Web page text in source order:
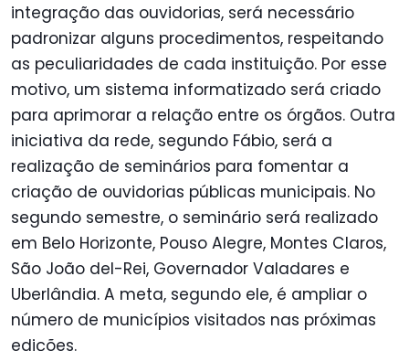
integração das ouvidorias, será necessário
padronizar alguns procedimentos, respeitando
as peculiaridades de cada instituição. Por esse
motivo, um sistema informatizado será criado
para aprimorar a relação entre os órgãos. Outra
iniciativa da rede, segundo Fábio, será a
realização de seminários para fomentar a
criação de ouvidorias públicas municipais. No
segundo semestre, o seminário será realizado
em Belo Horizonte, Pouso Alegre, Montes Claros,
São João del-Rei, Governador Valadares e
Uberlândia. A meta, segundo ele, é ampliar o
número de municípios visitados nas próximas
edições.